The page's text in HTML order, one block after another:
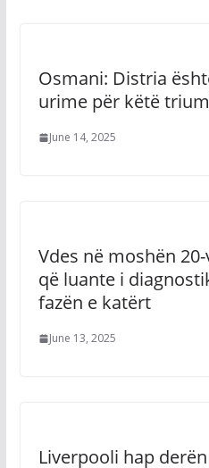
Osmani: Distria
urime për këtë
June 14, 2025
Vdes në moshën
që luante i
fazën e katërt
June 13, 2025
Liverpooli hap